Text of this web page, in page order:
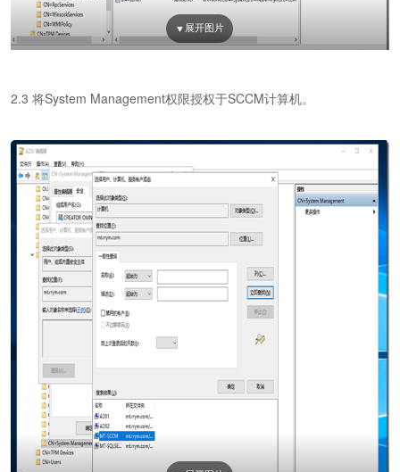
2.3 将System Management权限授权于SCCM计算机。